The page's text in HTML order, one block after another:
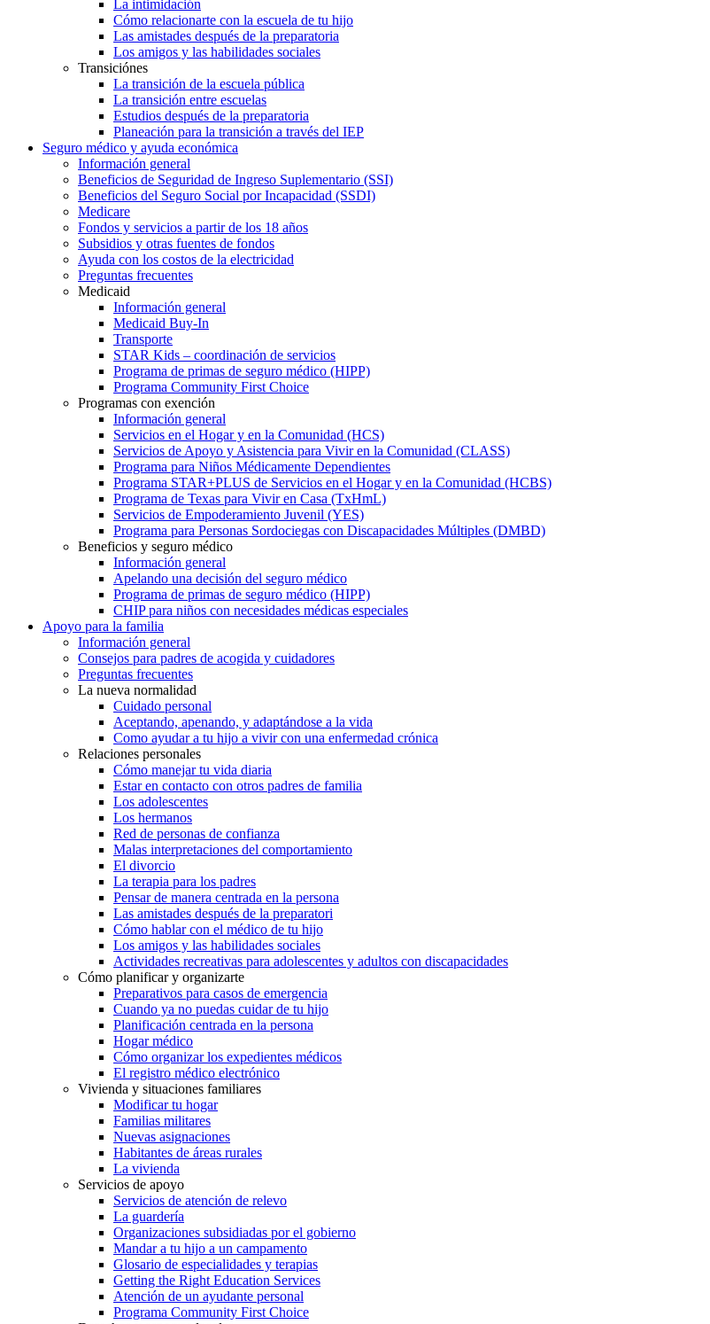
La intimidación
Cómo relacionarte con la escuela de tu hijo
Las amistades después de la preparatoria
Los amigos y las habilidades sociales
Transiciónes
La transición de la escuela pública
La transición entre escuelas
Estudios después de la preparatoria
Planeación para la transición a través del IEP
Seguro médico y ayuda económica
Información general
Beneficios de Seguridad de Ingreso Suplementario (SSI)
Beneficios del Seguro Social por Incapacidad (SSDI)
Medicare
Fondos y servicios a partir de los 18 años
Subsidios y otras fuentes de fondos
Ayuda con los costos de la electricidad
Preguntas frecuentes
Medicaid
Información general
Medicaid Buy-In
Transporte
STAR Kids – coordinación de servicios
Programa de primas de seguro médico (HIPP)
Programa Community First Choice
Programas con exención
Información general
Servicios en el Hogar y en la Comunidad (HCS)
Servicios de Apoyo y Asistencia para Vivir en la Comunidad (CLASS)
Programa para Niños Médicamente Dependientes
Programa STAR+PLUS de Servicios en el Hogar y en la Comunidad (HCBS)
Programa de Texas para Vivir en Casa (TxHmL)
Servicios de Empoderamiento Juvenil (YES)
Programa para Personas Sordociegas con Discapacidades Múltiples (DMBD)
Beneficios y seguro médico
Información general
Apelando una decisión del seguro médico
Programa de primas de seguro médico (HIPP)
CHIP para niños con necesidades médicas especiales
Apoyo para la familia
Información general
Consejos para padres de acogida y cuidadores
Preguntas frecuentes
La nueva normalidad
Cuidado personal
Aceptando, apenando, y adaptándose a la vida
Como ayudar a tu hijo a vivir con una enfermedad crónica
Relaciones personales
Cómo manejar tu vida diaria
Estar en contacto con otros padres de familia
Los adolescentes
Los hermanos
Red de personas de confianza
Malas interpretaciones del comportamiento
El divorcio
La terapia para los padres
Pensar de manera centrada en la persona
Las amistades después de la preparatori
Cómo hablar con el médico de tu hijo
Los amigos y las habilidades sociales
Actividades recreativas para adolescentes y adultos con discapacidades
Cómo planificar y organizarte
Preparativos para casos de emergencia
Cuando ya no puedas cuidar de tu hijo
Planificación centrada en la persona
Hogar médico
Cómo organizar los expedientes médicos
El registro médico electrónico
Vivienda y situaciones familiares
Modificar tu hogar
Familias militares
Nuevas asignaciones
Habitantes de áreas rurales
La vivienda
Servicios de apoyo
Servicios de atención de relevo
La guardería
Organizaciones subsidiadas por el gobierno
Mandar a tu hijo a un campamento
Glosario de especialidades y terapias
Getting the Right Education Services
Atención de un ayudante personal
Programa Community First Choice